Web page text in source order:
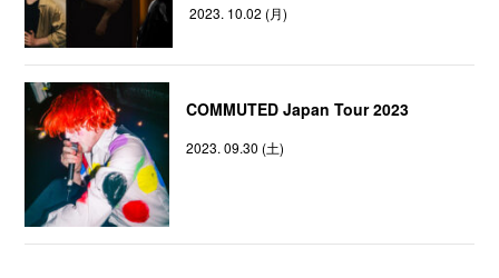
2023. 10.02 (月)
COMMUTED Japan Tour 2023
2023. 09.30 (土)